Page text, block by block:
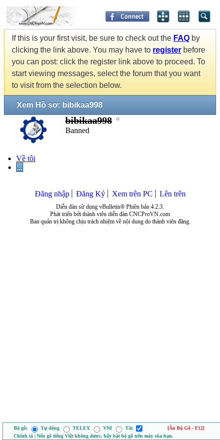
If this is your first visit, be sure to check out the FAQ by
clicking the link above. You may have to register before
you can post: click the register link above to proceed. To
start viewing messages, select the forum that you want
to visit from the selection below.
Xem Hồ sơ: bibikaa998
bibikaa998
Banned
Về tôi
...
Đăng nhập Đăng Ký Xem trên PC Lên trên
Diễn đàn sử dụng vBulletin® Phiên bản 4.2.3.
Phát triển bởi thành viên diễn đàn CNCProVN.com
Ban quản trị không chịu trách nhiệm về nội dung do thành viên đăng.
Bộ gõ: Tự động TELEX VNI Tắt
[Ẩn Bộ Gõ - F12]
Chính tả | Nếu gõ tiếng Việt không được, hãy bật bộ gõ trên máy của bạn.